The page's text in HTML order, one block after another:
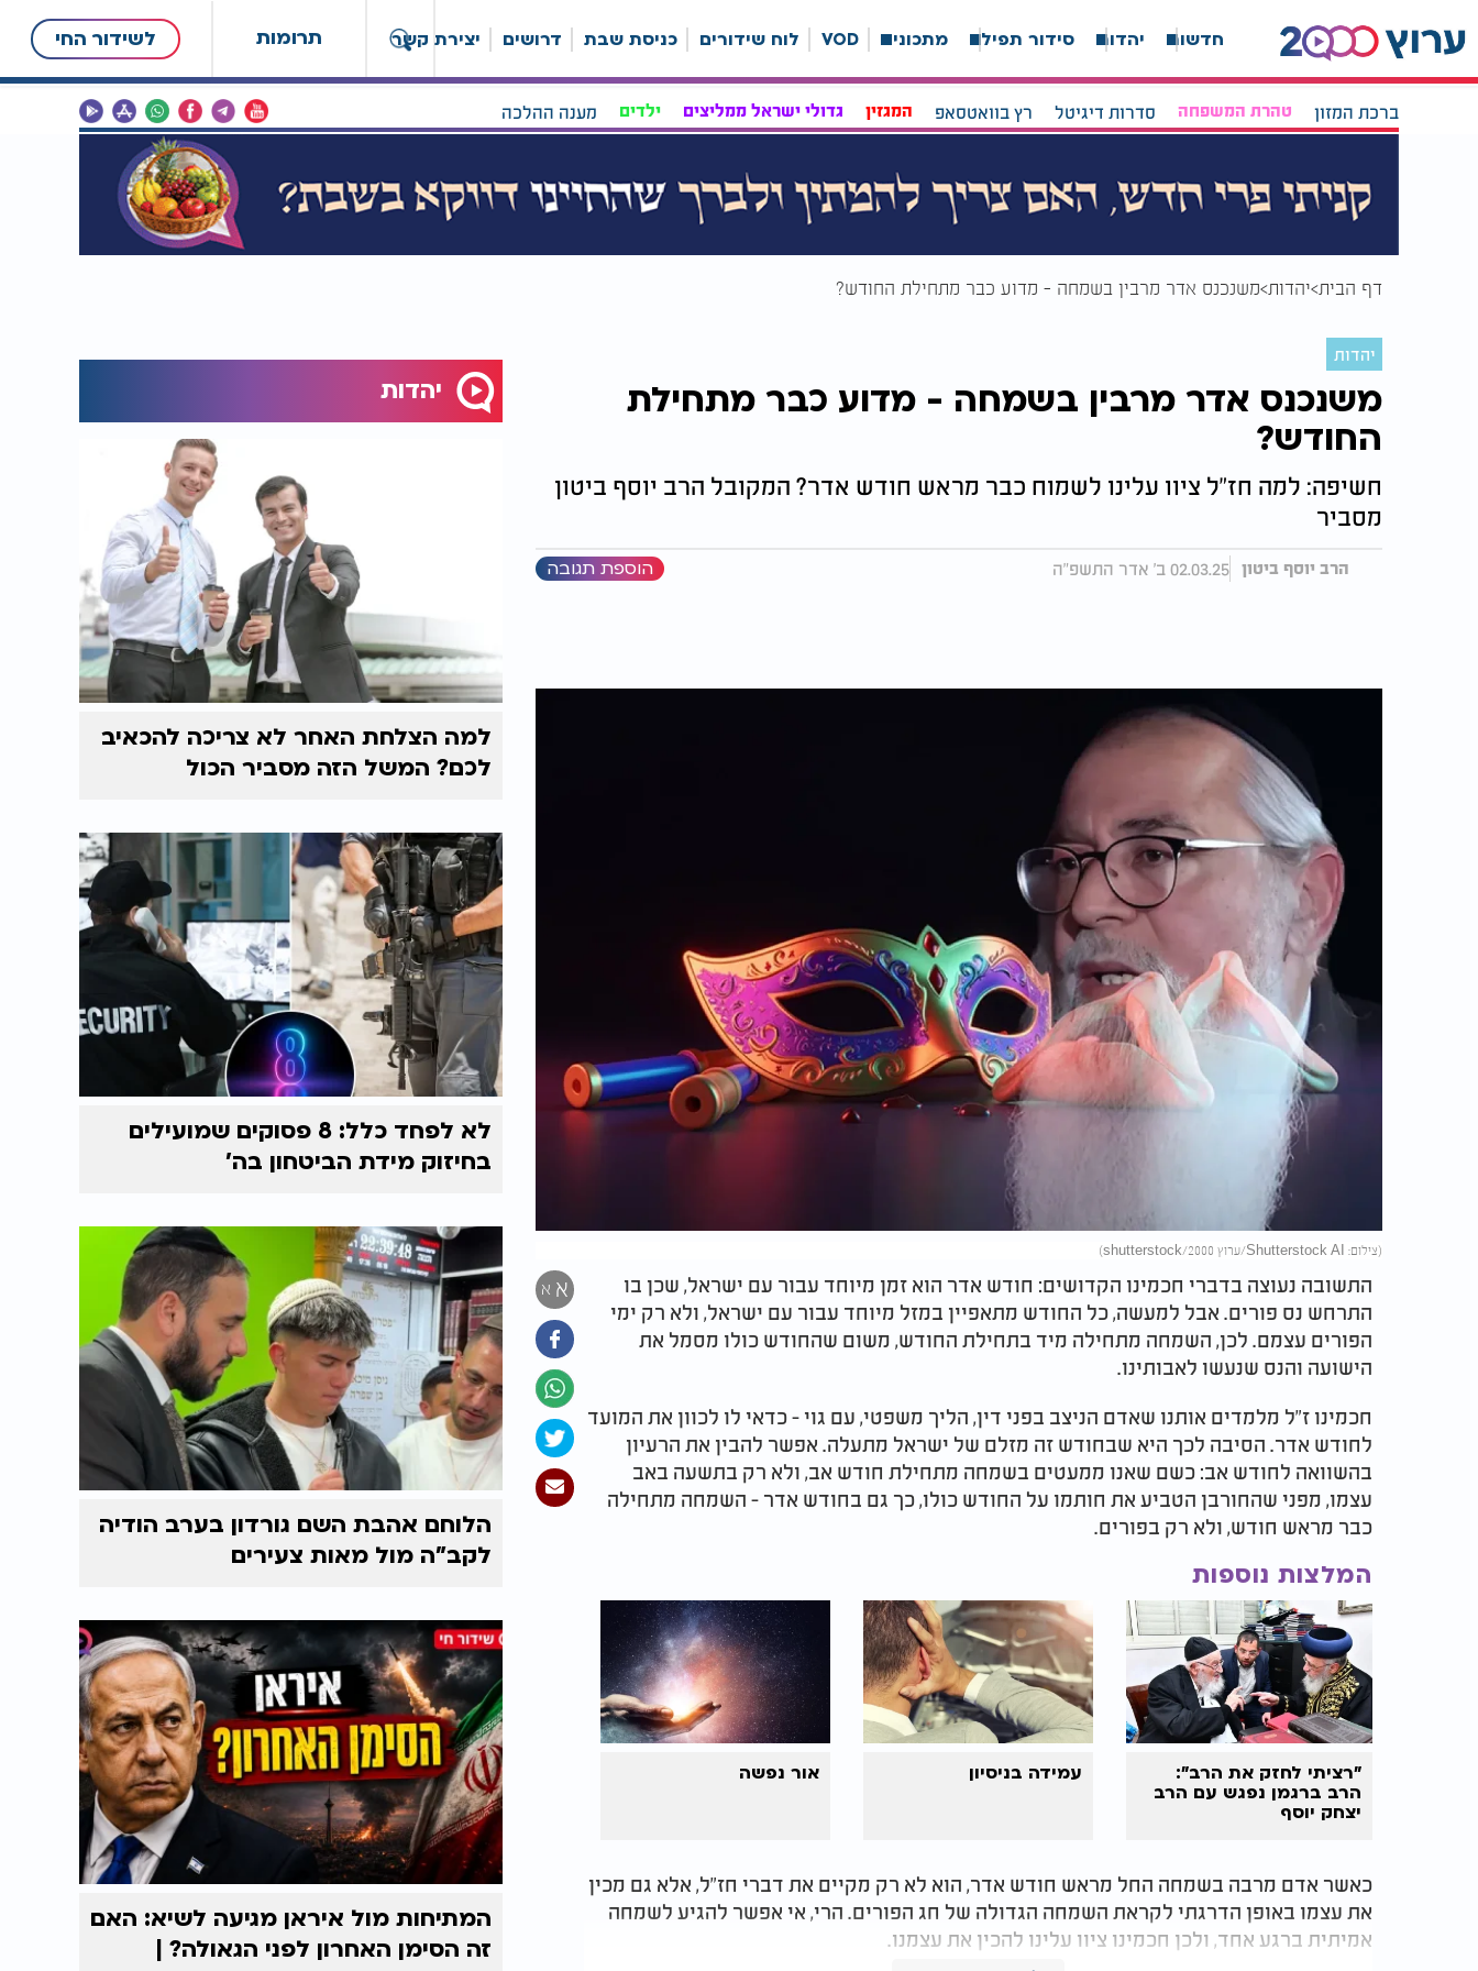
תרומות לשידור החי חדשות יהדות סידור תפילה מתכונים VOD לוח שידורים כניסת שבת דרושים יצירת קשר
ברכת המזון טהרת המשפחה סדרות דיגיטל רץ בוואטסאפ המגזין גדולי ישראל ממליצים ילדים מענה ההלכה
דף הבית יהדות משנכנס אדר מרבין בשמחה - מדוע כבר מתחילת החודש?
יהדות
משנכנס אדר מרבין בשמחה - מדוע כבר מתחילת
החודש?
חשיפה: למה חז"ל ציוו עלינו לשמוח כבר מראש חודש אדר? המקובל הרב יוסף ביטון
מסביר
הרב יוסף ביטון 02.03.25 ב' אדר התשפ"ה הוספת תגובה
(צילום: Shutterstock AI/ערוץ 2000/shutterstock)
א א
התשובה נעוצה בדברי חכמינו הקדושים: חודש אדר הוא זמן מיוחד עבור עם ישראל, שכן בו
התרחש נס פורים. אבל למעשה, כל החודש מתאפיין במזל מיוחד עבור עם ישראל, ולא רק ימי
הפורים עצמם. לכן, השמחה מתחילה מיד בתחילת החודש, משום שהחודש כולו מסמל את
הישועה והנס שנעשו לאבותינו.
חכמינו ז"ל מלמדים אותנו שאדם הניצב בפני דין, הליך משפטי, עם גוי - כדאי לו לכוון את המועד
לחודש אדר. הסיבה לכך היא שבחודש זה מזלם של ישראל מתעלה. אפשר להבין את הרעיון
בהשוואה לחודש אב: כשם שאנו ממעטים בשמחה מתחילת חודש אב, ולא רק בתשעה באב
עצמו, מפני שהחורבן הטביע את חותמו על החודש כולו, כך גם בחודש אדר - השמחה מתחילה
כבר מראש חודש, ולא רק בפורים.
המלצות נוספות
"רציתי לחזק את הרב":
הרב ברגמן נפגש עם הרב
יצחק יוסף
עמידה בניסיון אור נפשה
כאשר אדם מרבה בשמחה החל מראש חודש אדר, הוא לא רק מקיים את דברי חז"ל, אלא גם מכין
את עצמו באופן הדרגתי לקראת השמחה הגדולה של חג הפורים. הרי, אי אפשר להגיע לשמחה
אמיתית ברגע אחד, ולכן חכמינו ציוו עלינו להכין את עצמנו.
יהדות
למה הצלחת האחר לא צריכה להכאיב
לכם? המשל הזה מסביר הכול
לא לפחד כלל: 8 פסוקים שמועילים
בחיזוק מידת הביטחון בה'
הלוחם אהבת השם גורדון בערב הודיה
לקב"ה מול מאות צעירים
המתיחות מול איראן מגיעה לשיא: האם
זה הסימן האחרון לפני הגאולה? |